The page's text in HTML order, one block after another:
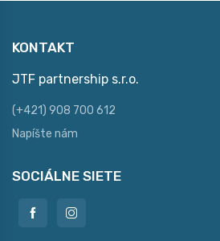
KONTAKT
JTF partnership s.r.o.
(+421) 908 700 612
Napíšte nám
SOCIÁLNE SIETE